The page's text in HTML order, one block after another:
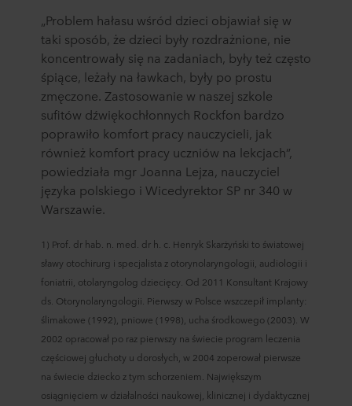
„Problem hałasu wśród dzieci objawiał się w
taki sposób, że dzieci były rozdrażnione, nie
koncentrowały się na zadaniach, były też często
śpiące, leżały na ławkach, były po prostu
zmęczone. Zastosowanie w naszej szkole
sufitów dźwiękochłonnych Rockfon bardzo
poprawiło komfort pracy nauczycieli, jak
również komfort pracy uczniów na lekcjach”,
powiedziała mgr Joanna Lejza, nauczyciel
języka polskiego i Wicedyrektor SP nr 340 w
Warszawie.
1) Prof. dr hab. n. med. dr h. c. Henryk Skarżyński to światowej
sławy otochirurg i specjalista z otorynolaryngologii, audiologii i
foniatrii, otolaryngolog dziecięcy. Od 2011 Konsultant Krajowy
ds. Otorynolaryngologii. Pierwszy w Polsce wszczepił implanty:
ślimakowe (1992), pniowe (1998), ucha środkowego (2003). W
2002 opracował po raz pierwszy na świecie program leczenia
częściowej głuchoty u dorosłych, w 2004 zoperował pierwsze
na świecie dziecko z tym schorzeniem. Największym
osiągnięciem w działalności naukowej, klinicznej i dydaktycznej